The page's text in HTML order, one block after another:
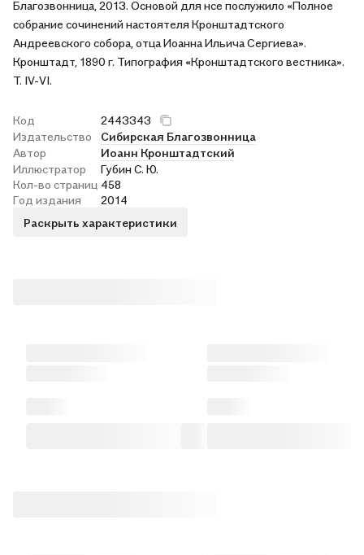
Благозвонница, 2013. Основой для нсе послужило «Полное
собрание сочинений настоятеля Кронштадтского
Андреевского собора, отца Иоанна Ильича Сергиева».
Кронштадт, 1890 г. Типография «Кронштадтского вестника».
Т. IV-VI.
Код
2443343
Издательство
Сибирская Благозвонница
Автор
Иоанн Кронштадтский
Иллюстратор
Губин С. Ю.
Кол-во страниц 458
Год издания
2014
Раскрыть характеристики